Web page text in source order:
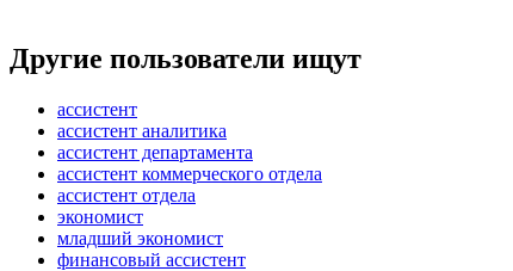
Другие пользователи ищут
ассистент
ассистент аналитика
ассистент департамента
ассистент коммерческого отдела
ассистент отдела
экономист
младший экономист
финансовый ассистент